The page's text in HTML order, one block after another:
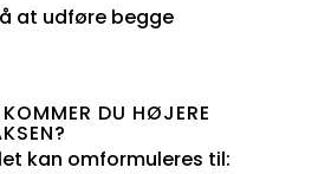
at udføre begge
DU HØJERE
kan omformuleres til: